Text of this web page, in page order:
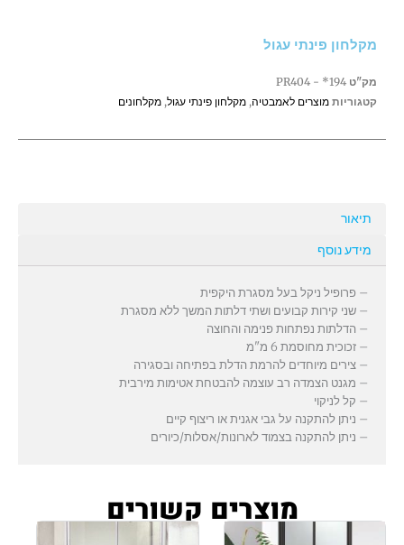
מקלחון פינתי עגול
מק"ט 194* - PR404
קטגוריות מוצרים לאמבטיה, מקלחון פינתי עגול, מקלחונים
תיאור
מידע נוסף
– פרופיל ניקל בעל מסגרת היקפית
– שני קירות קבועים ושתי דלתות המשך ללא מסגרת
– הדלתות נפתחות פנימה והחוצה
– זכוכית מחוסמת 6 מ"מ
– צירים מיוחדים להרמת הדלת בפתיחה ובסגירה
– מגנט הצמדה רב עוצמה להבטחת אטימות מירבית
– קל לניקוי
– ניתן להתקנה על גבי אגנית או ריצוף קיים
– ניתן להתקנה בצמוד לארונות/אסלות/כיורים
מוצרים קשורים